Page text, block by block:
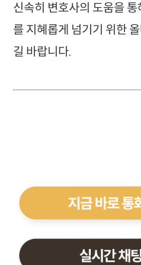
신속히 변호사의 도움을 통
를 지혜롭게 넘기기 위한
길 바랍니다.